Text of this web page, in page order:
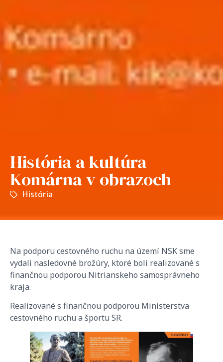
História a kultúra
Komárna v obrazoch
História
Na podporu cestovného ruchu na území NSK sme
vydali nasledovné brožúry, ktoré boli realizované s
finančnou podporou Nitrianskeho samosprávneho
kraja.
Realizované s finančnou podporou Ministerstva
cestovného ruchu a športu SR.